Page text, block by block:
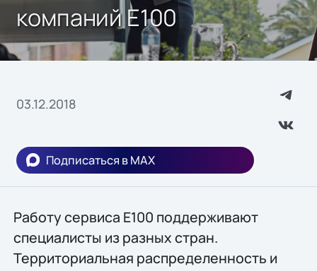
компаний E100
03.12.2018
Подписаться в MAX
Работу сервиса E100 поддерживают
специалисты из разных стран.
Территориальная распределенность и